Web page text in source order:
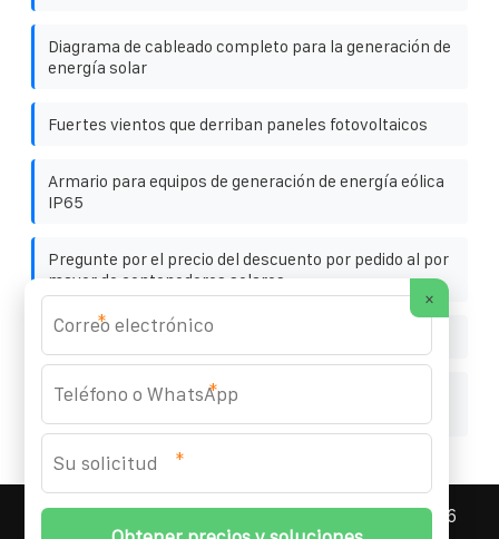
Diagrama de cableado completo para la generación de
energía solar
Fuertes vientos que derriban paneles fotovoltaicos
Armario para equipos de generación de energía eólica
IP65
Pregunte por el precio del descuento por pedido al por
mayor de contenedores solares
Los paneles solares fotovoltaicos son irrompibles
Instalación de contenedores de almacenamiento de
ASNEF ENERGY STORAGE CONTAINER
2026
×
*
*
*